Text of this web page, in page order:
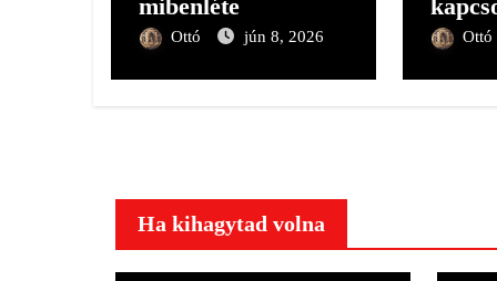
mibenléte
Ottó jún 8, 2026 Ottó
Ha kihagytad volna